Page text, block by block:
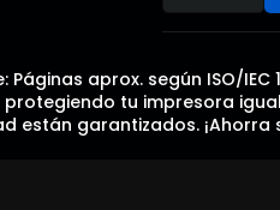
cantidad
aprox. según ISO/
tu impresora
están garantizados.